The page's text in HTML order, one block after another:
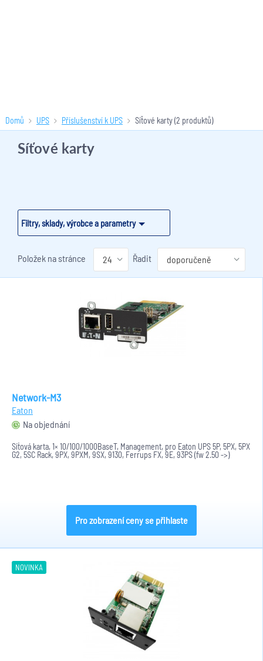
Domů UPS Příslušenství k UPS Síťové karty(2 produktů)
Filtry, sklady, výrobce a parametry
Síťové karty
Položek na stránce Řadit
Network-M3
Eaton
Na objednání
Síťová karta, 1× 10/100/1000BaseT, Management, pro Eaton UPS 5P, 5PX, 5PX
G2, 5SC Rack, 9PX, 9PXM, 9SX, 9130, Ferrups FX, 9E, 93PS (fw 2.50 ->)
Pro zobrazení ceny se přihlaste
NOVINKA